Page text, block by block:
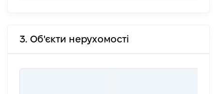
3. Об'єкти нерухомості